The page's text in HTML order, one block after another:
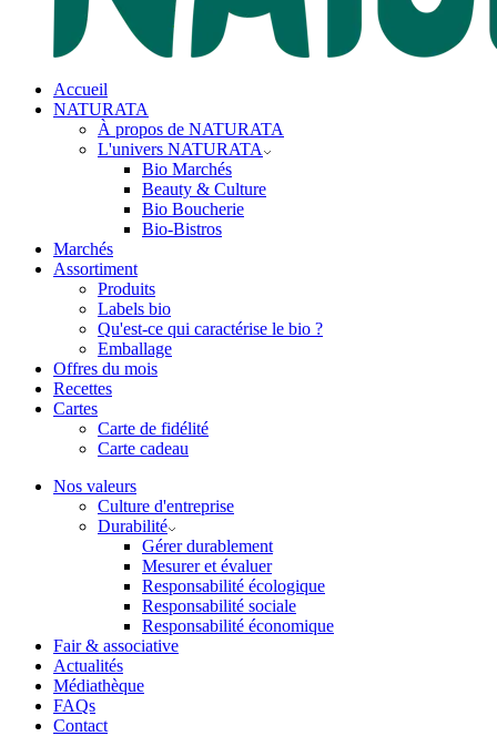
Accueil
NATURATA
À propos de NATURATA
L'univers NATURATA
Bio Marchés
Beauty & Culture
Bio Boucherie
Bio-Bistros
Marchés
Assortiment
Produits
Labels bio
Qu'est-ce qui caractérise le bio ?
Emballage
Offres du mois
Recettes
Cartes
Carte de fidélité
Carte cadeau
Nos valeurs
Culture d'entreprise
Durabilité
Gérer durablement
Mesurer et évaluer
Responsabilité écologique
Responsabilité sociale
Responsabilité économique
Fair & associative
Actualités
Médiathèque
FAQs
Contact